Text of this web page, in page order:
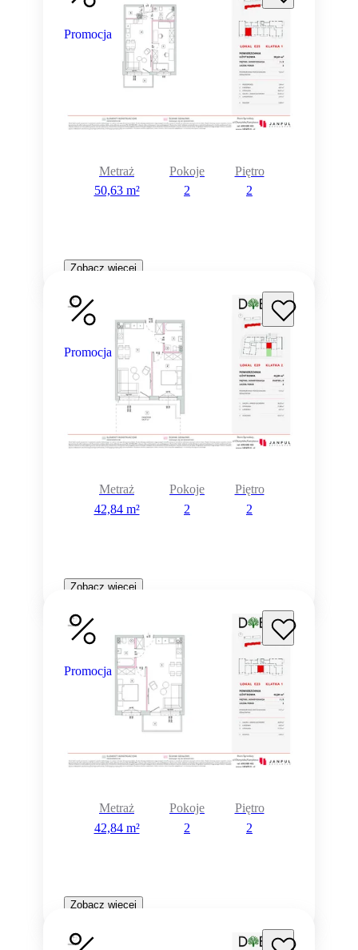
Promocja
Metraż
50,63 m²
Pokoje
2
Piętro
2
Zobacz więcej
Promocja
Metraż
42,84 m²
Pokoje
2
Piętro
2
Zobacz więcej
Promocja
Metraż
42,84 m²
Pokoje
2
Piętro
2
Zobacz więcej